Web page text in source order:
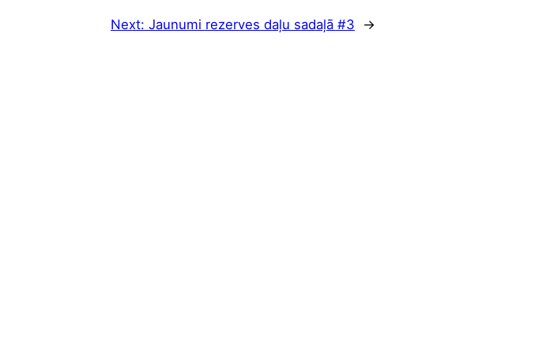
Next: Jaunumi rezerves daļu sadaļā #3 →